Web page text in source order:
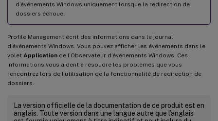
d’événements Windows uniquement lorsque la redirection de
dossiers échoue.
Profile Management écrit des informations dans le journal
d’événements Windows. Vous pouvez afficher les événements dans le
volet Application de l’Observateur d’événements Windows. Ces
informations vous aident à résoudre les problèmes que vous
rencontrez lors de l’utilisation de la fonctionnalité de redirection de
dossiers.
La version officielle de la documentation de ce produit est en
anglais. Toute version dans une langue autre que l’anglais